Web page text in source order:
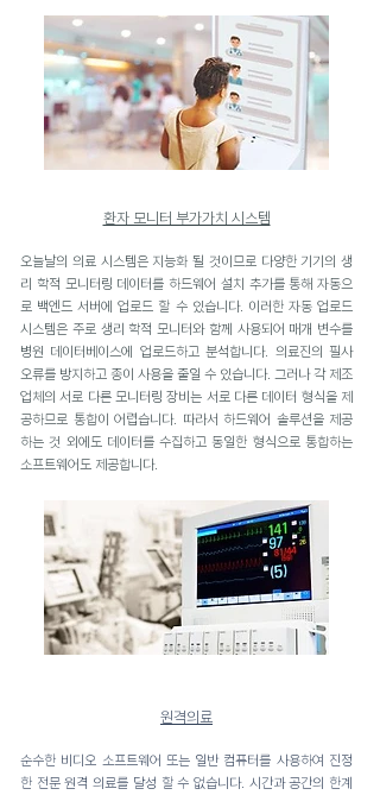
환자 모니터 부가가치 시스템
오늘날의 의료 시스템은 지능화 될 것이므로 다양한 기기의 생
리 학적 모니터링 데이터를 하드웨어 설치 추가를 통해 자동으
로 백엔드 서버에 업로드 할 수 있습니다. 이러한 자동 업로드
시스템은 주로 생리 학적 모니터와 함께 사용되어 매개 변수를
병원 데이터베이스에 업로드하고 분석합니다. 의료진의 필사
오류를 방지하고 종이 사용을 줄일 수 있습니다. 그러나 각 제조
업체의 서로 다른 모니터링 장비는 서로 다른 데이터 형식을 제
공하므로 통합이 어렵습니다. 따라서 하드웨어 솔루션을 제공
하는 것 외에도 데이터를 수집하고 동일한 형식으로 통합하는
소프트웨어도 제공합니다.
원격의료
순수한 비디오 소프트웨어 또는 일반 컴퓨터를 사용하여 진정
한 전문 원격 의료를 달성 할 수 없습니다. 시간과 공간의 한계